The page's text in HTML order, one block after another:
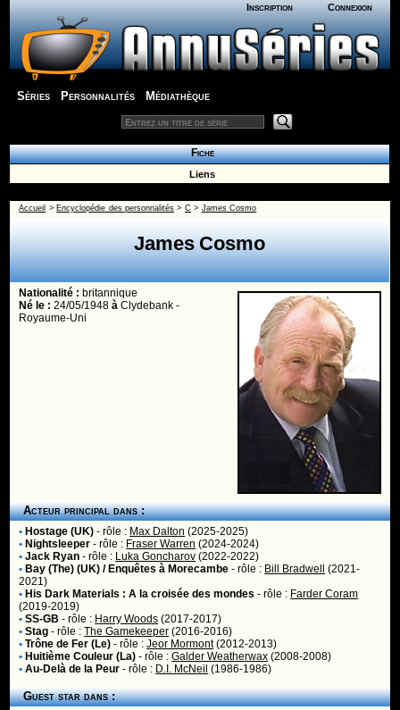
Inscription Connexion
Séries Personnalités Médiathèque
Fiche
Liens
Accueil > Encyclopédie des personnalités > C > James Cosmo
James Cosmo
Nationalité : britannique
Né le :24/05/1948à Clydebank -
Royaume-Uni
Acteur principal dans :
• Hostage (UK) - rôle : Max Dalton (2025-2025)
• Nightsleeper - rôle : Fraser Warren (2024-2024)
• Jack Ryan - rôle : Luka Goncharov (2022-2022)
• Bay (The) (UK) / Enquêtes à Morecambe - rôle : Bill Bradwell
(2021-
2021)
• His Dark Materials : A la croisée des mondes - rôle : Farder Coram
(2019-2019)
• SS-GB - rôle : Harry Woods (2017-2017)
• Stag - rôle :The Gamekeeper (2016-2016)
• Trône de Fer (Le) - rôle :Jeor Mormont(2012-2013)
• Huitième Couleur (La) - rôle :Galder Weatherwax (2008-2008)
• Au-Delà de la Peur - rôle : D.I. McNeil (1986-1986)
Guest star dans :